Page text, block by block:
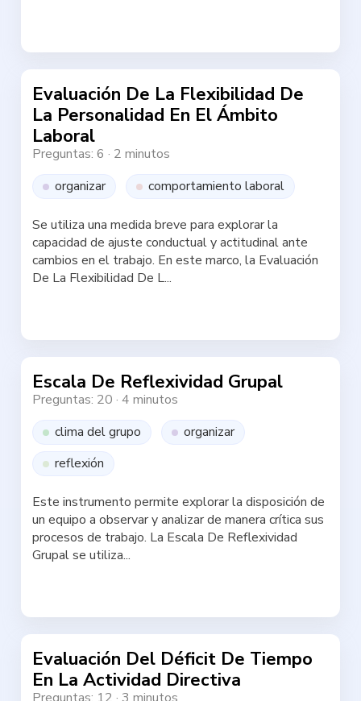
Evaluación De La Flexibilidad De
La Personalidad En El Ámbito
Laboral
Preguntas: 6 · 2 minutos
organizar
comportamiento laboral
Se utiliza una medida breve para explorar la
capacidad de ajuste conductual y actitudinal ante
cambios en el trabajo. En este marco, la Evaluación
De La Flexibilidad De L...
Escala De Reflexividad Grupal
Preguntas: 20 ·4 minutos
clima del grupo
organizar
reflexión
Este instrumento permite explorar la disposición de
un equipo a observar y analizar de manera crítica sus
procesos de trabajo. La Escala De Reflexividad
Grupal se utiliza...
Evaluación Del Déficit De Tiempo
En La Actividad Directiva